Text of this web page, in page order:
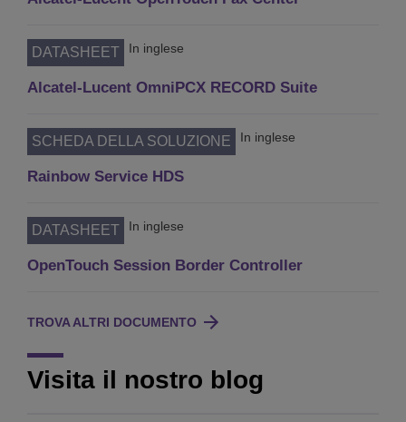
DATASHEET In inglese
Alcatel-Lucent OmniPCX RECORD Suite
SCHEDA DELLA SOLUZIONE In inglese
Rainbow Service HDS
DATASHEET In inglese
OpenTouch Session Border Controller
TROVA ALTRI DOCUMENTO
Visita il nostro blog